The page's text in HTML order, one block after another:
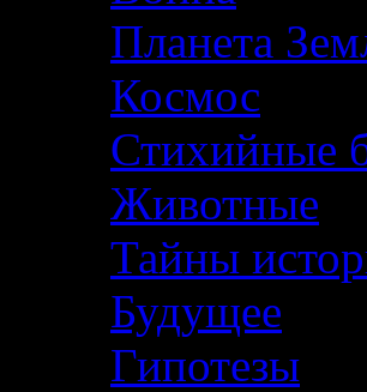
Планета
Космос
Стихийные
Животные
Тайны
Будущее
Гипотезы